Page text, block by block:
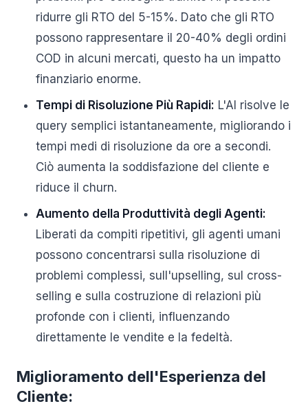
ridurre gli RTO del 5-15%. Dato che gli RTO
possono rappresentare il 20-40% degli ordini
COD in alcuni mercati, questo ha un impatto
finanziario enorme.
Tempi di Risoluzione Più Rapidi: L'AI risolve le
query semplici istantaneamente, migliorando i
tempi medi di risoluzione da ore a secondi.
Ciò aumenta la soddisfazione del cliente e
riduce il churn.
Aumento della Produttività degli Agenti:
Liberati da compiti ripetitivi, gli agenti umani
possono concentrarsi sulla risoluzione di
problemi complessi, sull'upselling, sul cross-
selling e sulla costruzione di relazioni più
profonde con i clienti, influenzando
direttamente le vendite e la fedeltà.
Miglioramento dell'Esperienza del
Cliente: